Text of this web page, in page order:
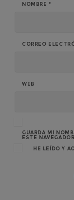
NOMBRE *
CORREO
WEB
GUARDA MI
ESTE
HE LEÍDO Y